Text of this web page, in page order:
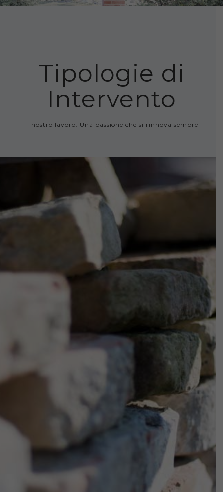
Tipologie di
Intervento
Il nostro lavoro: Una passione che si rinnova sempre